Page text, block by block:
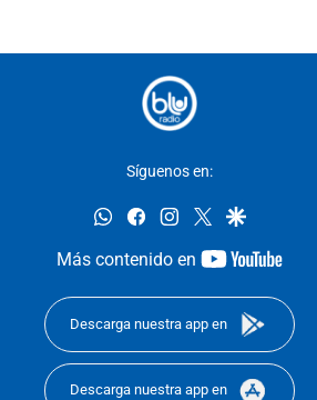
Síguenos en:
whatsappfacebookinstagram
twittergoogle
Más contenido en
Descarga nuestra app en
Descarga nuestra app en